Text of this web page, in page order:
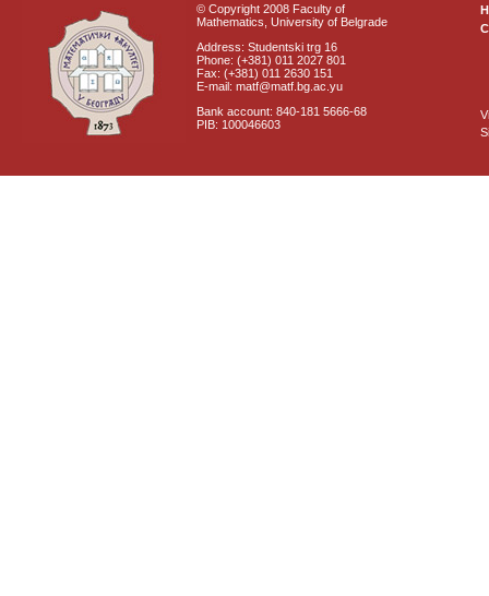
© Copyright 2008 Faculty of
Mathematics, University of Belgrade
Address: Studentski trg 16
Phone: (+381) 011 2027 801
Fax: (+381) 011 2630 151
E-mail: matf@matf.bg.ac.yu
Bank account: 840-181 5666-68
PIB: 100046603